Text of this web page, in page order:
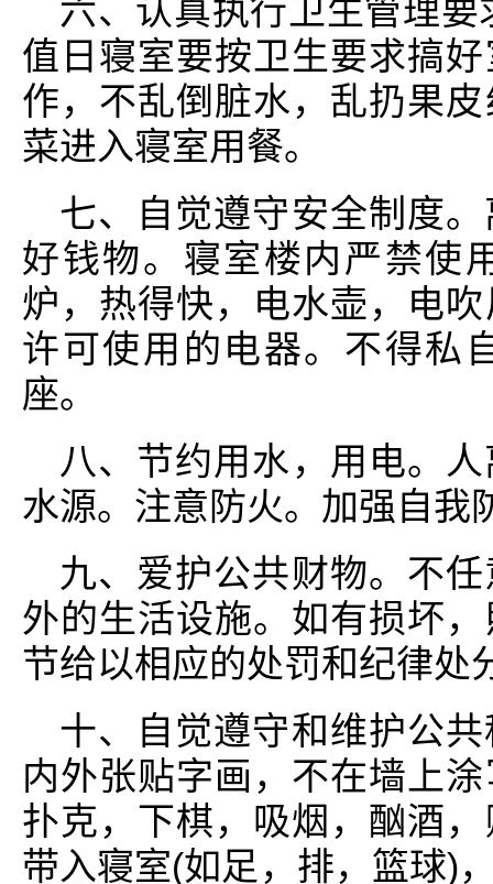
六、认真执行卫生管理
值日寝室要按卫生要求搞
作，不乱倒脏水，乱扔果
菜进入寝室用餐。
七、自觉遵守安全制度
好钱物。寝室楼内严禁使
炉，热得快，电水壶，电
许可使用的电器。不得私
座。
八、节约用水，用电。
水源。注意防火。加强自我
九、爱护公共财物。不
外的生活设施。如有损坏
节给以相应的处罚和纪律处
十、自觉遵守和维护公
内外张贴字画，不在墙上
扑克，下棋，吸烟，酗酒
带入寝室(如足，排，篮球)